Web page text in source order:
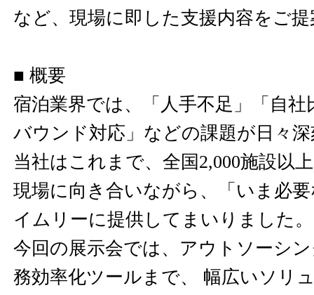
など、現場に即した支援内容をご
■ 概要
宿泊業界では、「人手不足」「自
バウンド対応」などの課題が日々
当社はこれまで、全国2,000施設以
現場に向き合いながら、「いま必
イムリーに提供してまいりました。
今回の展示会では、アウトソーシ
務効率化ツールまで、 幅広いソリ